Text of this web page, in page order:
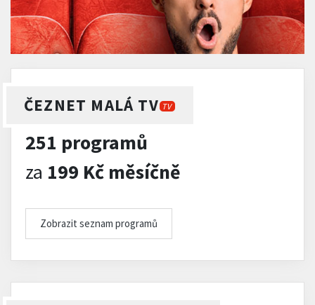
ČEZNET MALÁ TV TV
251 programů
za 199 Kč měsíčně
Zobrazit seznam programů